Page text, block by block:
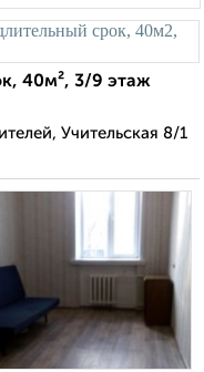
40м², 3/9 этаж
Учительская 8/1